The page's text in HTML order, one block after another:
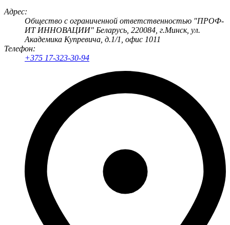
Адрес:
Общество с ограниченной ответственностью "ПРОФ-
ИТ ИННОВАЦИИ" Беларусь, 220084, г.Минск, ул.
Академика Купревича, д.1/1, офис 1011
Телефон:
+375 17-323-30-94